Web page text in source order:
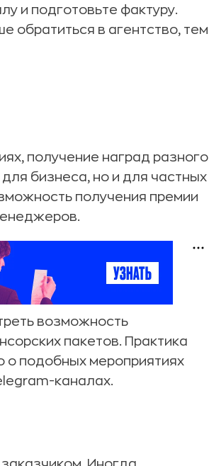
и подготовьте фактуру.
обратиться в агентство, тем
получение наград разного
бизнеса, но и для частных
получения премии
возможность
пакетов. Практика
о подобных мероприятиях
каналах.